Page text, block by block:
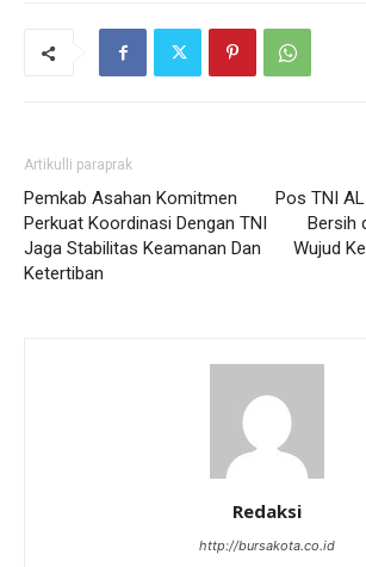
Artikulli paraprak
Pemkab Asahan Komitmen
Perkuat Koordinasi Dengan TNI
Jaga Stabilitas Keamanan Dan
Ketertiban
Pos TNI
Bersih
Wujud
Redaksi
http://bursakota.co.id